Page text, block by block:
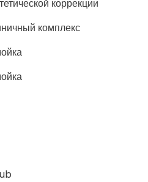
коррекции
комплекс